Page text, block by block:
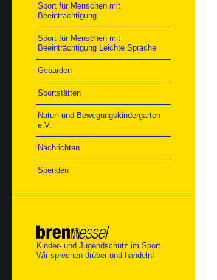
Sport für Menschen mit
Beeinträchtigung
Sport für Menschen mit
Beeinträchtigung Leichte Sprache
Gebärden
Sportstätten
Natur- und Bewegungskindergarten
e.V.
Nachrichten
Spenden
Kinder- und Jugendschutz im Sport.
Wir sprechen drüber und handeln!